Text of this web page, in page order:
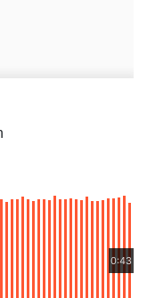
0:43